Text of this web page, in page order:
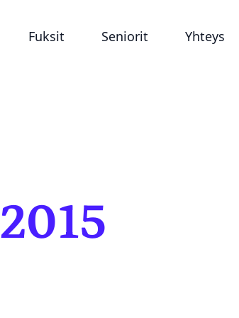
Fuksit Seniorit Yhteys